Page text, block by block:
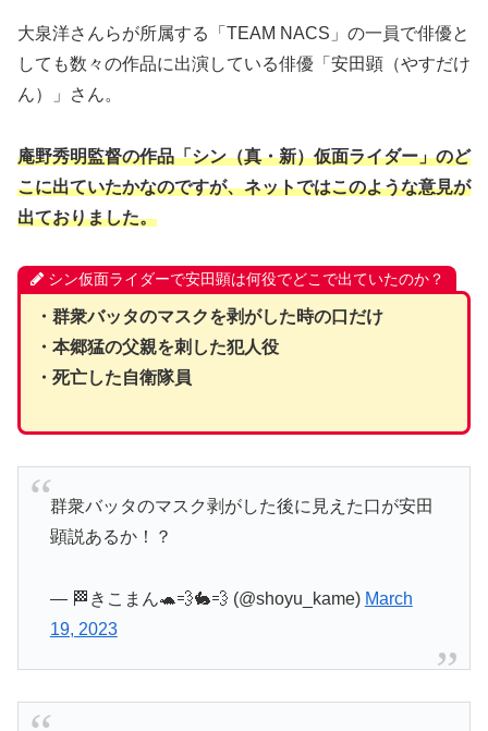
大泉洋さんらが所属する「TEAM NACS」の一員で俳優と
しても数々の作品に出演している俳優「安田顕（やすだけ
ん）」さん。
庵野秀明監督の作品「シン（真・新）仮面ライダー」のど
こに出ていたかなのですが、ネットではこのような意見が
出ておりました。
シン仮面ライダーで安田顕は何役でどこで出ていたのか？
・群衆バッタのマスクを剥がした時の口だけ
・本郷猛の父親を刺した犯人役
・死亡した自衛隊員
群衆バッタのマスク剥がした後に見えた口が安田
顕説あるか！？
— 🏁きこまん🐢💨🐇💨 (@shoyu_kame) March
19, 2023